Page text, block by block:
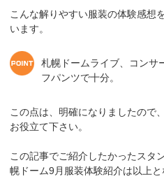
こんな解りやすい服装の体験感想
います。
札幌ドームライブ、コンサ
フパンツで十分。
この点は、明確になりましたので
お役立て下さい。
この記事でご紹介したかったスタ
幌ドーム9月服装体験紹介は以上と